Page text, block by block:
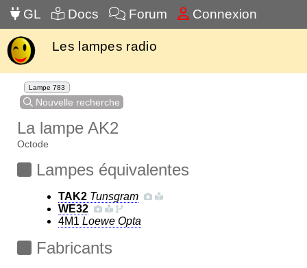
GL Docs Forum Connexion
Les lampes radio
Lampe 783
Nouvelle recherche
La lampe AK2
Octode
Lampes équivalentes
TAK2 Tunsgram
WE32
4M1 Loewe Opta
Fabricants